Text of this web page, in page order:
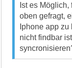
Ist es
oben gefragt,
Iphone app
nicht findbar